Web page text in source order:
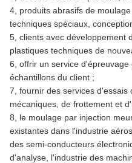
4, produits abrasifs de
techniques spéciaux,
5, clients avec développement
plastiques techniques de
6, offrir un service
échantillons du client ;
7, fournir des services d'essais
mécaniques, de frottement et
8, le moulage par injection
existantes dans l'industrie
des semi-conducteurs
d'analyse, l'industrie des